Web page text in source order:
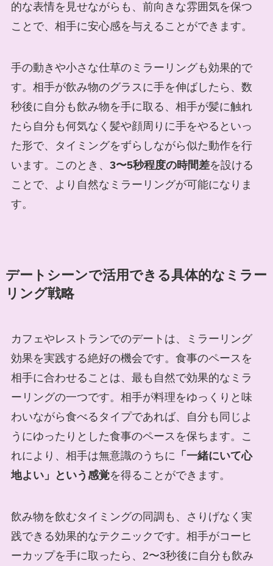
的な表情を見せながらも、前向きな雰囲気を保つ
ことで、相手に安心感を与えることができます。
手の動きや小さな仕草のミラーリングも効果的で
す。相手が飲み物のグラスに手を伸ばしたら、数
秒後に自分も飲み物を手に取る、相手が髪に触れ
たら自分も何気なく髪や顔周りに手をやるといっ
た形で、タイミングをずらしながら似た動作を行
います。このとき、 3〜5秒程度の時間差を設ける
ことで、より自然なミラーリングが可能になりま
す。
デートシーンで活用できる具体的なミラー
リング戦略
カフェやレストランでのデートは、ミラーリング
効果を実践する絶好の機会です。食事のペースを
相手に合わせることは、最も自然で効果的なミラ
ーリングの一つです。相手が料理をゆっくりと味
わいながら食べるタイプであれば、自分も同じよ
うにゆったりとした食事のペースを保ちます。こ
れにより、相手は無意識のうちに 「一緒にいて心
地よい」という感覚を得ることができます。
飲み物を飲むタイミングの同調も、さりげなく実
践できる効果的なテクニックです。相手がコーヒ
ーカップを手に取ったら、2〜3秒後に自分も飲み